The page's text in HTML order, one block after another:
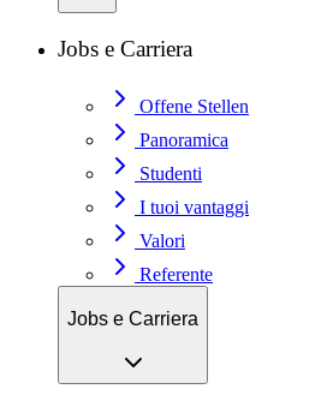
Jobs e Carriera
Offene Stellen
Panoramica
Studenti
I tuoi vantaggi
Valori
Referente
Jobs e Carriera